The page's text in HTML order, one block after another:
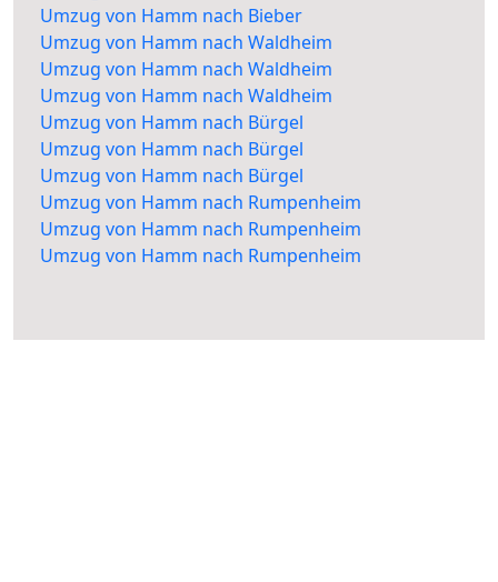
Umzug von Hamm nach Bieber
Umzug von Hamm nach Waldheim
Umzug von Hamm nach Waldheim
Umzug von Hamm nach Waldheim
Umzug von Hamm nach Bürgel
Umzug von Hamm nach Bürgel
Umzug von Hamm nach Bürgel
Umzug von Hamm nach Rumpenheim
Umzug von Hamm nach Rumpenheim
Umzug von Hamm nach Rumpenheim